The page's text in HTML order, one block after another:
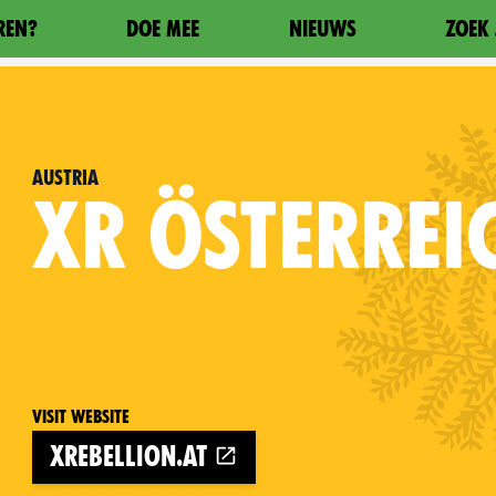
DOE MEE NIEUWS ZOEK
Austria
XR
Visit website
xrebellion.at